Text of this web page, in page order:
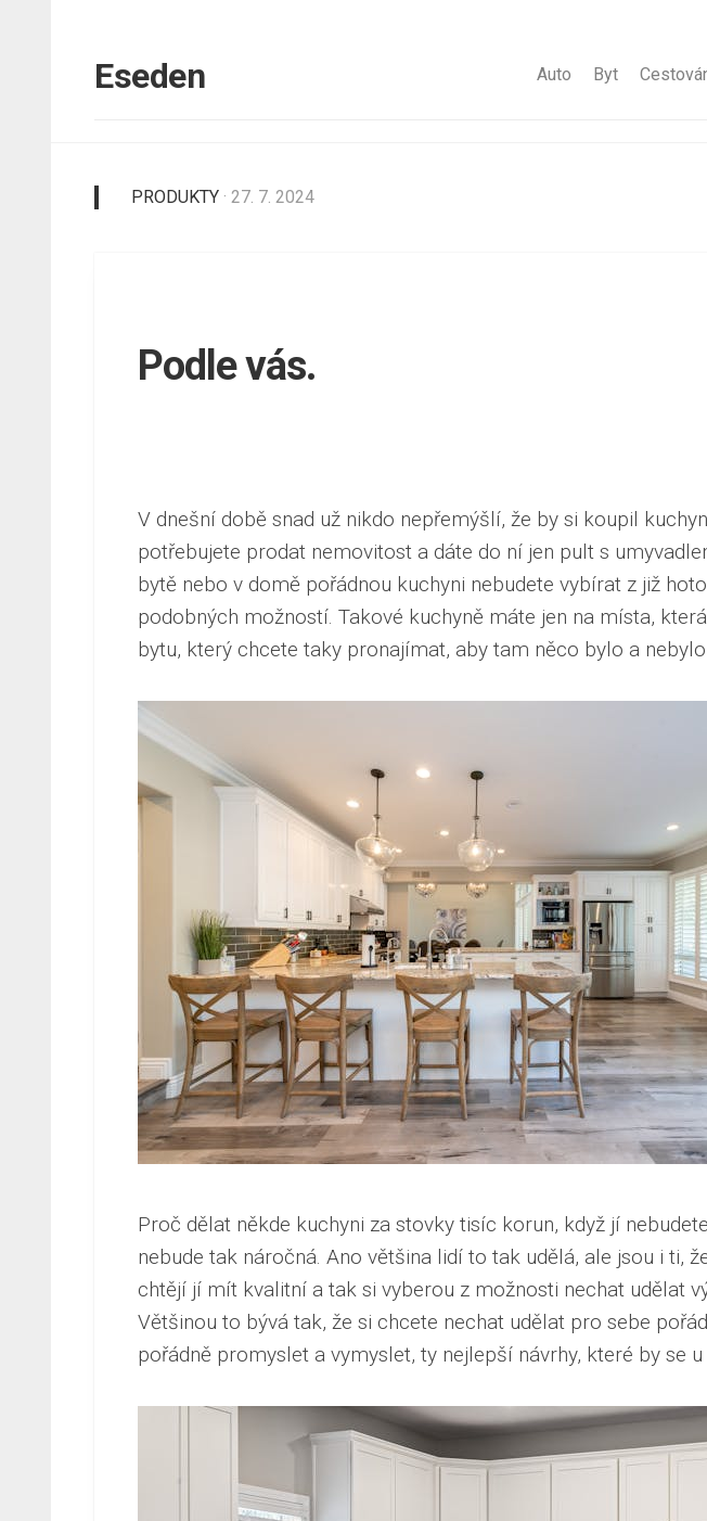
Eseden Auto Byt
PRODUKTY · 27. 7. 2024
Podle vás.
V dnešní době snad už nikdo nepřemýšlí, že by si koupil
potřebujete prodat nemovitost a dáte do ní jen pult s
bytě nebo v domě pořádnou kuchyni nebudete vybírat z již
podobných možností. Takové kuchyně máte jen na místa,
bytu, který chcete taky pronajímat, aby tam něco bylo a
Proč dělat někde kuchyni za stovky tisíc korun, když jí
nebude tak náročná. Ano většina lidí to tak udělá, ale jsou i ti,
chtějí jí mít kvalitní a tak si vyberou z možnosti nechat udělat
Většinou to bývá tak, že si chcete nechat udělat pro sebe
pořádně promyslet a vymyslet, ty nejlepší návrhy, které by se